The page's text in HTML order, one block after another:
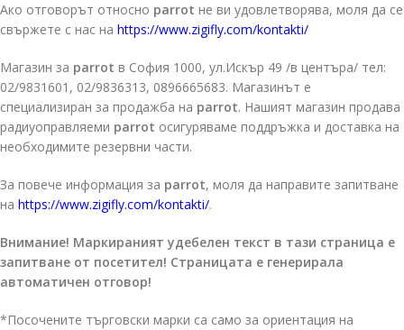
Ако отговорът относно parrot не ви удовлетворява, моля да се
свържете с нас на https://www.zigifly.com/kontakti/
Магазин за parrot в София 1000, ул.Искър 49 /в центъра/ тел:
02/9831601, 02/9836313, 0896665683. Магазинът е
специализиран за продажба на parrot. Нашият магазин продава
радиуоправляеми parrot осигуряваме поддръжка и доставка на
необходимите резервни части.
За повече информация за parrot, моля да направите запитване
на https://www.zigifly.com/kontakti/.
Внимание! Маркираният удебелен текст в тази страница е
запитване от посетител! Страницата е генерирала
автоматичен отговор!
*Посочените търговски марки са само за ориентация на